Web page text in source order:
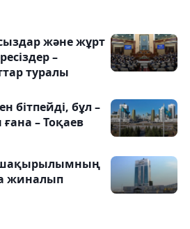
және жұрт
–
туралы
бітпейді, бұл –
– Тоқаев
шақырылымның
жиналып